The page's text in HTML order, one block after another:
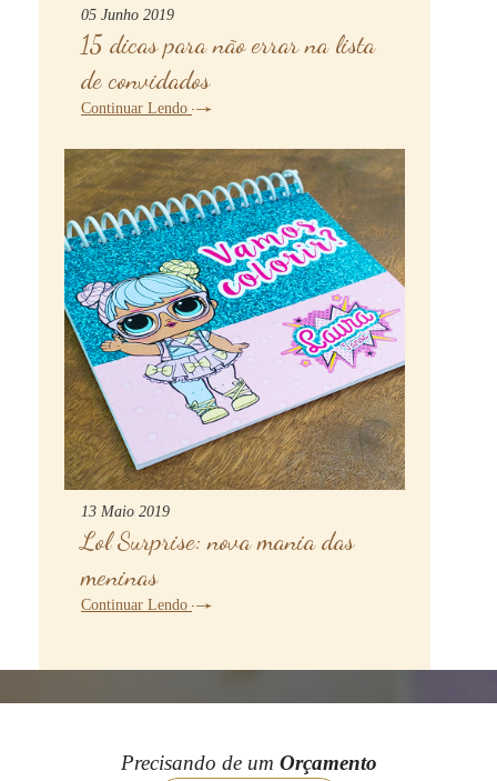
05 Junho 2019
15 dicas para não errar na lista
de convidados
Continuar Lendo
13 Maio 2019
Lol Surprise: nova mania das
meninas
Continuar Lendo
Precisando de um Orçamento